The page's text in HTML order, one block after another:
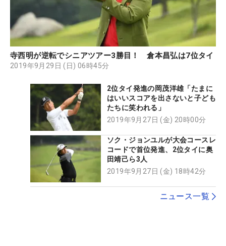
寺西明が逆転でシニアツアー3勝目！ 倉本昌弘は7位タイ
2019年9月29日 (日) 06時45分
2位タイ発進の岡茂洋雄「たまに
はいいスコアを出さないと子ども
たちに笑われる」
2019年9月27日 (金) 20時00分
ソク・ジョンユルが大会コースレ
コードで首位発進、2位タイに奥
田靖己ら3人
2019年9月27日 (金) 18時42分
ニュース一覧